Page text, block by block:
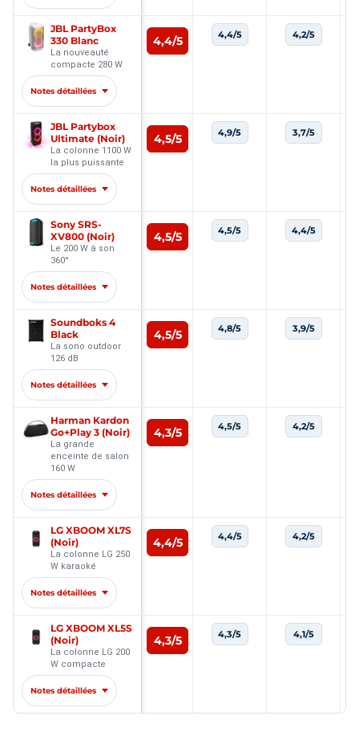
JBL PartyBox
330 Blanc
La nouveauté
compacte 280 W
Notes détaillées
4,4/5 4,4/5 4,2/5
JBL Partybox
Ultimate (Noir)
La colonne 1100 W
la plus puissante
Notes détaillées
4,5/5 4,9/5 3,7/5
Sony SRS-
XV800 (Noir)
Le 200 W à son
360°
Notes détaillées
4,5/5 4,5/5 4,4/5
Soundboks 4
Black
La sono outdoor
126 dB
Notes détaillées
4,5/5 4,8/5 3,9/5
Harman Kardon
Go+Play 3 (Noir)
La grande
enceinte de salon
160 W
Notes détaillées
4,3/5 4,5/5 4,2/5
LG XBOOM XL7S
(Noir)
La colonne LG 250
W karaoké
Notes détaillées
4,4/5 4,4/5 4,2/5
LG XBOOM XL5S
(Noir)
La colonne LG 200
W compacte
Notes détaillées
4,3/5 4,3/5 4,1/5